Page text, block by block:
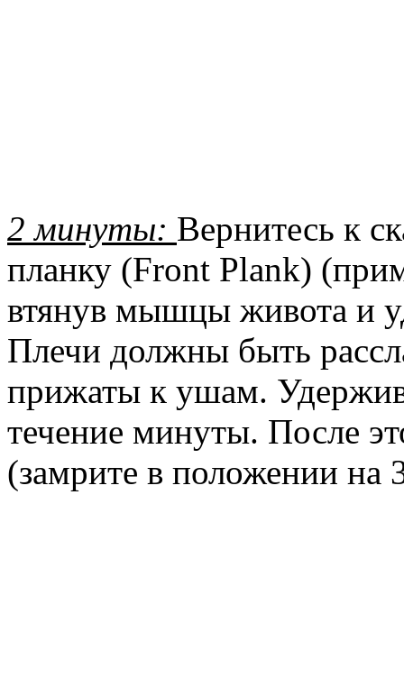
2 минуты: Вернитесь к
планку (Front Plank)
втянув мышцы живота и
Плечи должны быть
прижаты к ушам.
течение минуты. После
(замрите в положении на